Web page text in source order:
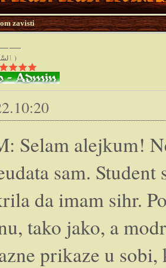
zavisti
( ٱلسَّلَامُ عَلَيْكُمْ )
Selam alejkum!
sam.
da imam sihr.
tako jako, a
prikaze u